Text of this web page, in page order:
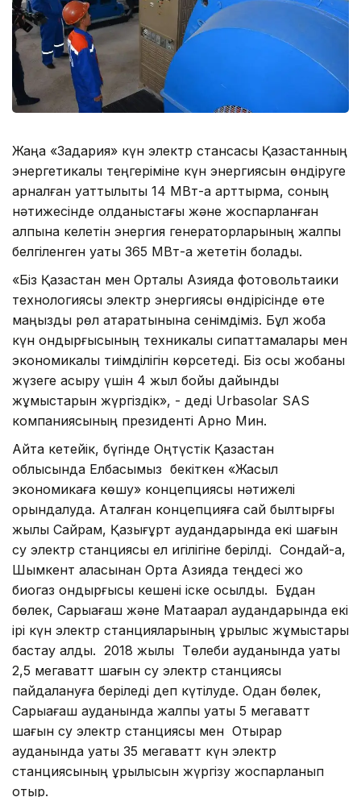
Жаңа «Задария» күн электр стансасы Қазақстанның
энергетикалық теңгеріміне күн энергиясын өндіруге
арналған қуаттылықты 14 МВт-қа арттырмақ, соның
нәтижесінде қолданыстағы және жоспарланған
қалпына келетін энергия генераторларының жалпы
белгіленген қуаты 365 МВт-қа жететін болады.
«Біз Қазақстан мен Орталық Азияда фотовольтаики
технологиясы электр энергиясы өндірісінде өте
маңызды рөл атқаратынына сенімдіміз. Бұл жоба
күн қондырғысының техникалық сипаттамалары мен
экономикалық тиімділігін көрсетеді. Біз осы жобаны
жүзеге асыру үшін 4 жыл бойы дайындық
жұмыстарын жүргіздік», - деді Urbasolar SAS
компаниясының президенті Арно Мин.
Айта кетейік, бүгінде Оңтүстік Қазақстан
облысында Елбасымыз бекіткен «Жасыл
экономикаға көшу» концепциясы нәтижелі
орындалуда. Аталған концепцияға сай былтырғы
жылы Сайрам, Қазығұрт аудандарында екі шағын
су электр станциясы ел игілігіне берілді. Сондай-ақ,
Шымкент қаласынан Орта Азияда теңдесі жоқ
биогаз қондырғысы кешені іске қосылды. Бұдан
бөлек, Сарыағаш және Мақтаарал аудандарында екі
ірі күн электр станцияларының құрылыс жұмыстары
бастау алды. 2018 жылы Төлеби ауданында қуаты
2,5 мегаватт шағын су электр станциясы
пайдалануға беріледі деп күтілуде. Одан бөлек,
Сарыағаш ауданында жалпы қуаты 5 мегаватт
шағын су электр станциясы мен Отырар
ауданында қуаты 35 мегаватт күн электр
станциясының құрылысын жүргізу жоспарланып
отыр.